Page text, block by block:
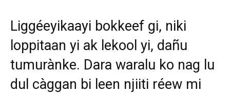
Liggéeyikaayi bokkeef gi, niki
loppitaan yi ak lekool yi, dañu
tumurànke. Dara waralu ko nag lu
dul càggan bi leen njiiti réew mi